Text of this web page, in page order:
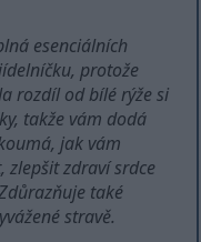
esenciálních
protože
rozdíl od bílé rýže si
takže vám dodá
jak vám
zlepšit zdraví srdce
také
stravě.